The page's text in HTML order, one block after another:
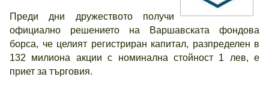
Преди дни дружеството получи
официално решението на Варшавската фондова
борса, че целият регистриран капитал, разпределен в
132 милиона акции с номинална стойност 1 лев, е
приет за търговия.